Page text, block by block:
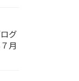
グ
月